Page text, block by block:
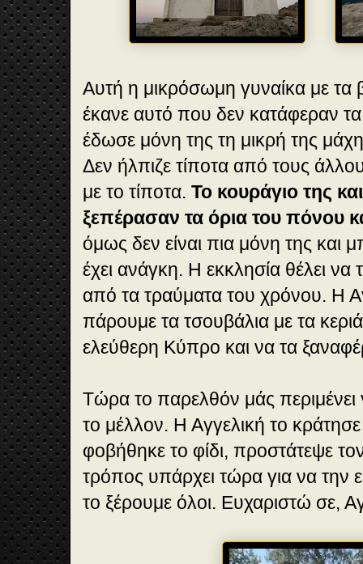
Αυτή η μικρόσωμη γυναίκα με τα
έκανε αυτό που δεν κατάφεραν
έδωσε μόνη της τη μικρή της
Δεν ήλπιζε τίποτα από τους
με το τίποτα. Το κουράγιο της
ξεπέρασαν τα όρια του πόνου
όμως δεν είναι πια μόνη της και
έχει ανάγκη. Η εκκλησία θέλει
από τα τραύματα του χρόνου. Η
πάρουμε τα τσουβάλια με τα
ελεύθερη Κύπρο και να τα
Τώρα το παρελθόν μάς περιμένει
το μέλλον. Η Αγγελική το
φοβήθηκε το φίδι, προστάτεψε
τρόπος υπάρχει τώρα για να την
το ξέρουμε όλοι. Ευχαριστώ σε,